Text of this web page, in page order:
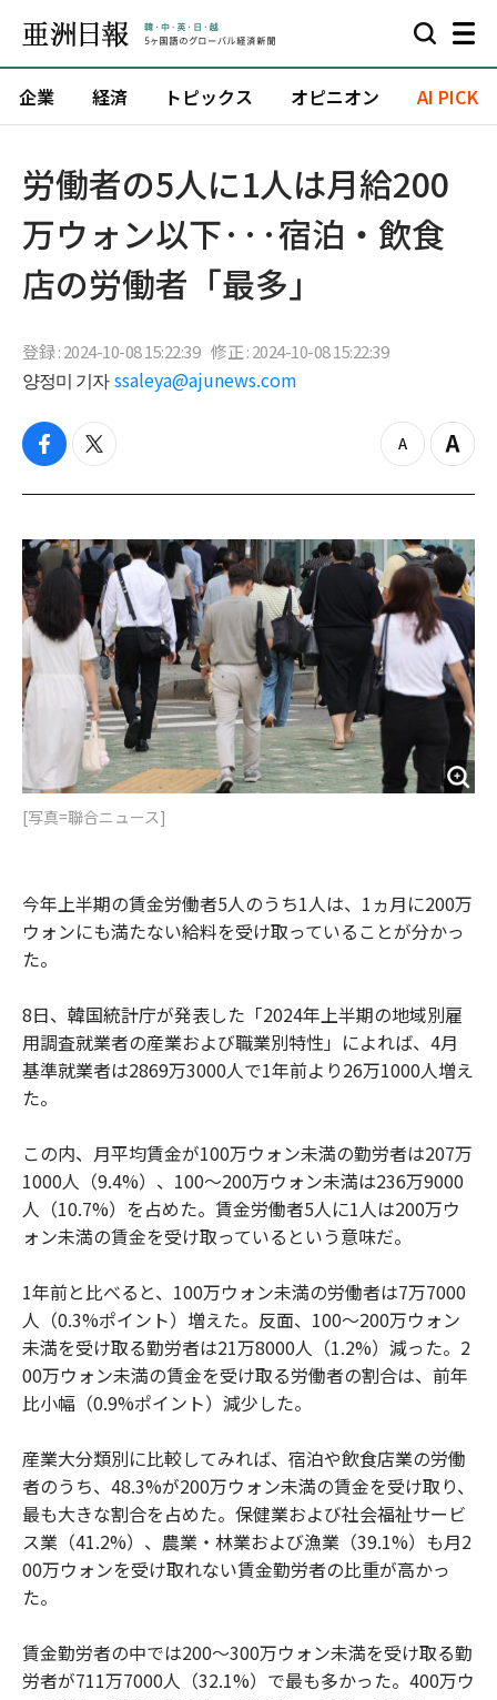
企業 経済 トピックス オピニオン AI PICK
労働者の5人に1人は月給200
万ウォン以下···宿泊・飲食
店の労働者「最多」
登録 : 2024-10-08 15:22:39 修正 : 2024-10-08 15:22:39
양정미 기자 ssaleya@ajunews.com
f
c
b
o
o
t
i
t
e
z
o
o
u
t
Z
o
i
n
[写真=聯合ニュース]
今年上半期の賃金労働者5人のうち1人は、1ヵ月に200万
ウォンにも満たない給料を受け取っていることが分かっ
た。
8日、韓国統計庁が発表した「2024年上半期の地域別雇
用調査就業者の産業および職業別特性」によれば、4月
基準就業者は2869万3000人で1年前より26万1000人増え
た。
この内、月平均賃金が100万ウォン未満の勤労者は207万
1000人（9.4%）、100～200万ウォン未満は236万9000
人（10.7%）を占めた。賃金労働者5人に1人は200万ウ
ォン未満の賃金を受け取っているという意味だ。
1年前と比べると、100万ウォン未満の労働者は7万7000
人（0.3%ポイント）増えた。反面、100～200万ウォン
未満を受け取る勤労者は21万8000人（1.2%）減った。2
00万ウォン未満の賃金を受け取る労働者の割合は、前年
比小幅（0.9%ポイント）減少した。
産業大分類別に比較してみれば、宿泊や飲食店業の労働
者のうち、48.3%が200万ウォン未満の賃金を受け取り、
最も大きな割合を占めた。保健業および社会福祉サービ
ス業（41.2%）、農業・林業および漁業（39.1%）も月2
00万ウォンを受け取れない賃金勤労者の比重が高かっ
た。
賃金勤労者の中では200～300万ウォン未満を受け取る勤
労者が711万7000人（32.1%）で最も多かった。400万ウ